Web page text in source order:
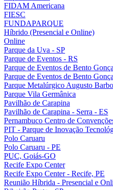
FIDAM Americana
FIESC
FUNDAPARQUE
Híbrido (Presencial e Online)
Online
Parque da Uva - SP
Parque de Eventos - RS
Parque de Eventos de Bento
Parque de Eventos de Bento
Parque Metalúrgico Augusto
Parque Vila Germânica
Pavilhão de Carapina
Pavilhão de Carapina - Serra - ES
Pernambuco Centro de
PIT - Parque de Inovação
Polo Caruaru
Polo Caruaru - PE
PUC, Goiás-GO
Recife Expo Center
Recife Expo Center - Recife, PE
Reunião Híbrida - Presencial e